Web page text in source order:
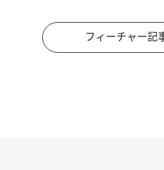
フィーチャー記